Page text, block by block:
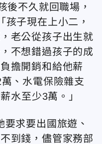
後不久就回職場，
孩子現在上小二，
老公從孩子出生就
不想錯過孩子的成
擔開銷和給他薪
、水電保險雜支
水至少3萬。」
求要出國旅遊、
到錢，儘管家務部